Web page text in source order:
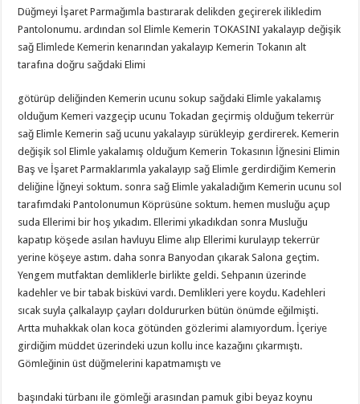
Düğmeyi İşaret Parmağımla bastırarak delikden geçirerek ilikledim
Pantolonumu. ardından sol Elimle Kemerin TOKASINI yakalayıp değişik
sağ Elimlede Kemerin kenarından yakalayıp Kemerin Tokanın alt
tarafına doğru sağdaki Elimi
götürüp deliğinden Kemerin ucunu sokup sağdaki Elimle yakalamış
olduğum Kemeri vazgeçip ucunu Tokadan geçirmiş olduğum tekerrür
sağ Elimle Kemerin sağ ucunu yakalayıp sürükleyip gerdirerek. Kemerin
değişik sol Elimle yakalamış olduğum Kemerin Tokasının İğnesini Elimin
Baş ve İşaret Parmaklarımla yakalayıp sağ Elimle gerdirdiğim Kemerin
deliğine İğneyi soktum. sonra sağ Elimle yakaladığım Kemerin ucunu sol
tarafımdaki Pantolonumun Köprüsüne soktum. hemen musluğu açup
suda Ellerimi bir hoş yıkadım. Ellerimi yıkadıkdan sonra Musluğu
kapatıp köşede asılan havluyu Elime alıp Ellerimi kurulayıp tekerrür
yerine köşeye astım. daha sonra Banyodan çıkarak Salona geçtim.
Yengem mutfaktan demliklerle birlikte geldi. Sehpanın üzerinde
kadehler ve bir tabak bisküvi vardı. Demlikleri yere koydu. Kadehleri
sıcak suyla çalkalayıp çayları doldururken bütün önümde eğilmişti.
Artta muhakkak olan koca götünden gözlerimi alamıyordum. İçeriye
girdiğim müddet üzerindeki uzun kollu ince kazağını çıkarmıştı.
Gömleğinin üst düğmelerini kapatmamıştı ve
başındaki türbanı ile gömleği arasından pamuk gibi beyaz koynu